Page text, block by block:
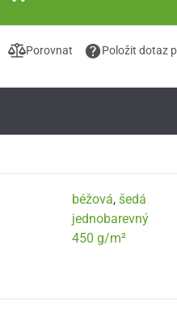
Porovnat Položit dotaz
béžová,šedá
jednobarevný
450 g/m²